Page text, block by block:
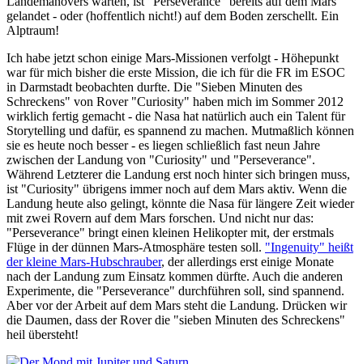
gelandet - oder (hoffentlich nicht!) auf dem Boden zerschellt. Ein
Alptraum!
Ich habe jetzt schon einige Mars-Missionen verfolgt - Höhepunkt
war für mich bisher die erste Mission, die ich für die FR im ESOC
in Darmstadt beobachten durfte. Die "Sieben Minuten des
Schreckens" von Rover "Curiosity" haben mich im Sommer 2012
wirklich fertig gemacht - die Nasa hat natürlich auch ein Talent für
Storytelling und dafür, es spannend zu machen. Mutmaßlich können
sie es heute noch besser - es liegen schließlich fast neun Jahre
zwischen der Landung von "Curiosity" und "Perseverance".
Während Letzterer die Landung erst noch hinter sich bringen muss,
ist "Curiosity" übrigens immer noch auf dem Mars aktiv. Wenn die
Landung heute also gelingt, könnte die Nasa für längere Zeit wieder
mit zwei Rovern auf dem Mars forschen. Und nicht nur das:
"Perseverance" bringt einen kleinen Helikopter mit, der erstmals
Flüge in der dünnen Mars-Atmosphäre testen soll. "Ingenuity" heißt
der kleine Mars-Hubschrauber, der allerdings erst einige Monate
nach der Landung zum Einsatz kommen dürfte. Auch die anderen
Experimente, die "Perseverance" durchführen soll, sind spannend.
Aber vor der Arbeit auf dem Mars steht die Landung. Drücken wir
die Daumen, dass der Rover die "sieben Minuten des Schreckens"
heil übersteht!